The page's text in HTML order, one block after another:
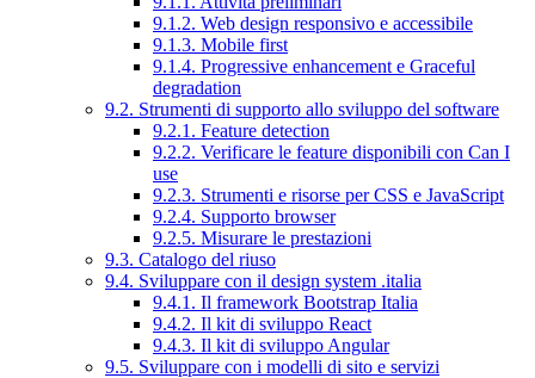
9.1.2. Web design responsivo e accessibile
9.1.3. Mobile first
9.1.4. Progressive enhancement e Graceful
degradation
9.2. Strumenti di supporto allo sviluppo del software
9.2.1. Feature detection
9.2.2. Verificare le feature disponibili con Can I
use
9.2.3. Strumenti e risorse per CSS e JavaScript
9.2.4. Supporto browser
9.2.5. Misurare le prestazioni
9.3. Catalogo del riuso
9.4. Sviluppare con il design system .italia
9.4.1. Il framework Bootstrap Italia
9.4.2. Il kit di sviluppo React
9.4.3. Il kit di sviluppo Angular
9.5. Sviluppare con i modelli di sito e servizi